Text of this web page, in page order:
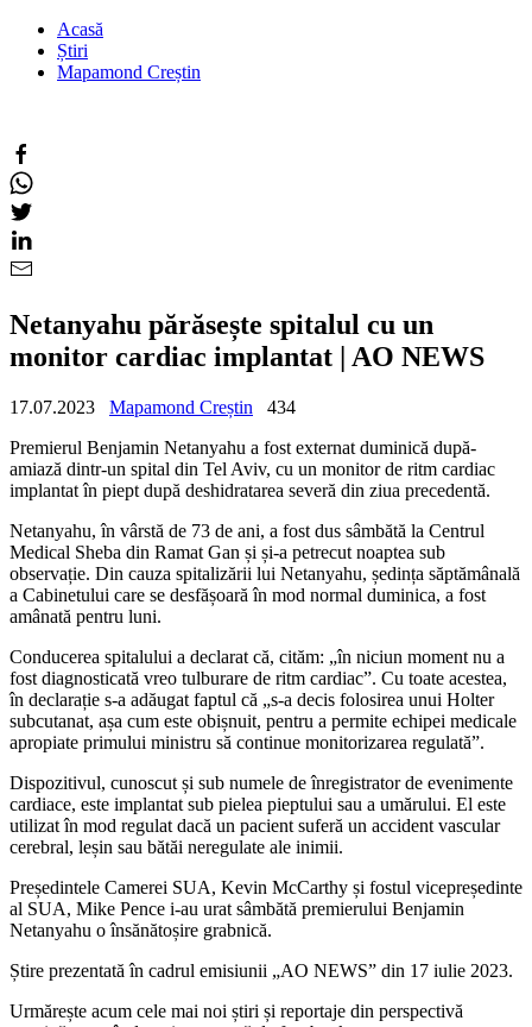
Acasă
Știri
Mapamond Creștin
Netanyahu părăsește spitalul cu un
monitor cardiac implantat | AO NEWS
17.07.2023 Mapamond Creștin
434
Premierul Benjamin Netanyahu a fost externat duminică după-
amiază dintr-un spital din Tel Aviv, cu un monitor de ritm cardiac
implantat în piept după deshidratarea severă din ziua precedentă.
Netanyahu, în vârstă de 73 de ani, a fost dus sâmbătă la Centrul
Medical Sheba din Ramat Gan și și-a petrecut noaptea sub
observație. Din cauza spitalizării lui Netanyahu, ședința săptămânală
a Cabinetului care se desfășoară în mod normal duminica, a fost
amânată pentru luni.
Conducerea spitalului a declarat că, cităm: „în niciun moment nu a
fost diagnosticată vreo tulburare de ritm cardiac”. Cu toate acestea,
în declarație s-a adăugat faptul că „s-a decis folosirea unui Holter
subcutanat, așa cum este obișnuit, pentru a permite echipei medicale
apropiate primului ministru să continue monitorizarea regulată”.
Dispozitivul, cunoscut și sub numele de înregistrator de evenimente
cardiace, este implantat sub pielea pieptului sau a umărului. El este
utilizat în mod regulat dacă un pacient suferă un accident vascular
cerebral, leșin sau bătăi neregulate ale inimii.
Președintele Camerei SUA, Kevin McCarthy și fostul vicepreședinte
al SUA, Mike Pence i-au urat sâmbătă premierului Benjamin
Netanyahu o însănătoșire grabnică.
Știre prezentată în cadrul emisiunii „AO NEWS” din 17 iulie 2023.
Urmărește acum cele mai noi știri și reportaje din perspectivă